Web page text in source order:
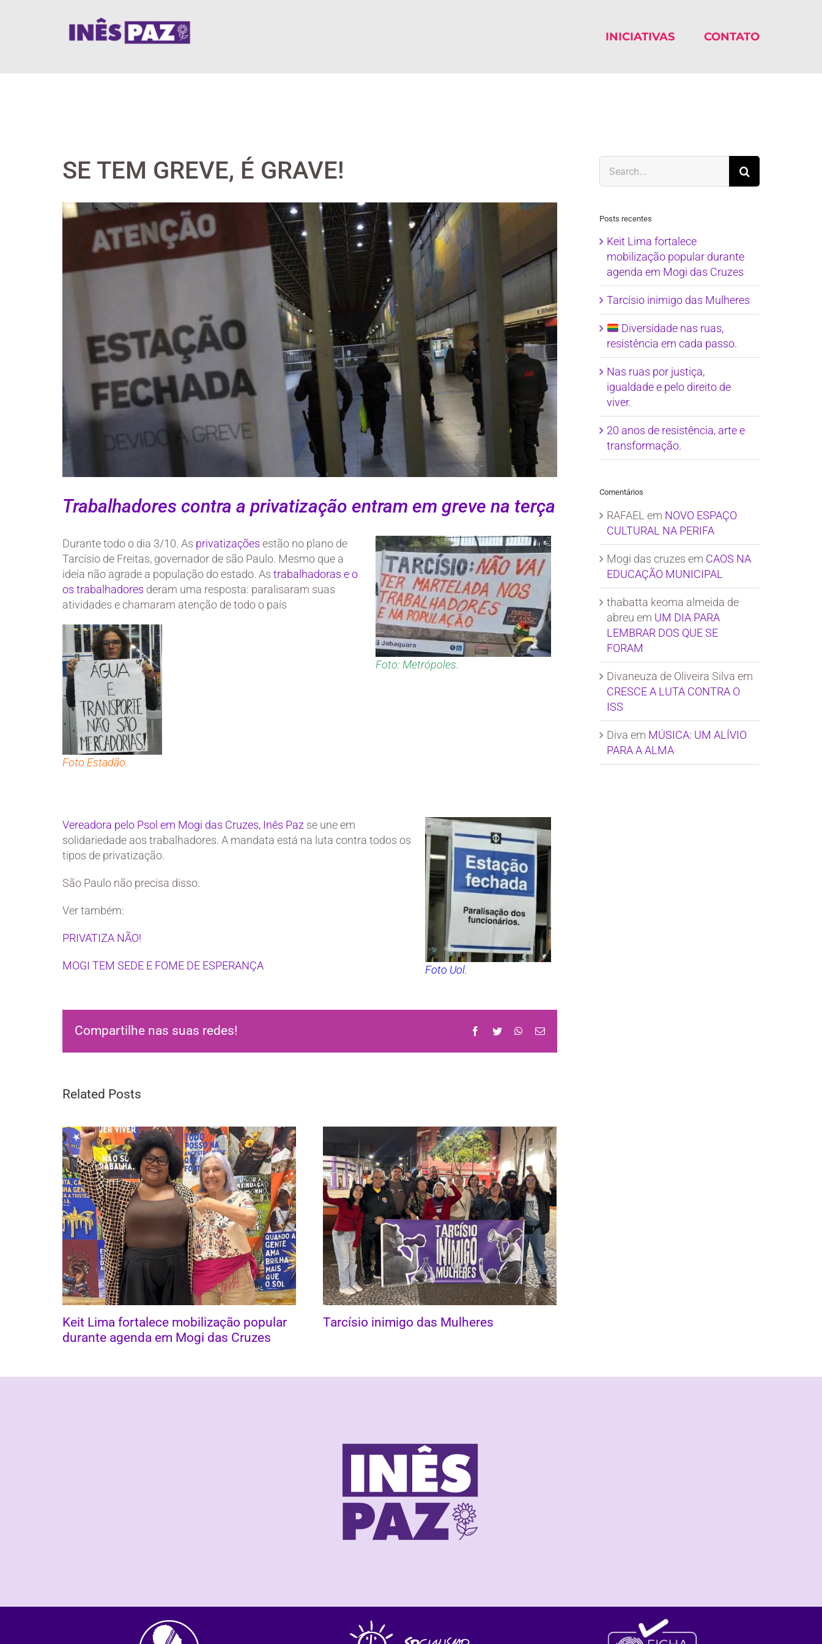
INICIATIVAS CONTATO
SE TEM GREVE, É GRAVE!
View
Trabalhadores contra a privatização entram em greve na terça
Foto: Metrópoles.
Durante todo o dia 3/10. As privatizações estão no plano de
Tarcísio de Freitas, governador de são Paulo. Mesmo que a
ideia não agrade a população do estado. As trabalhadoras e o
os trabalhadores deram uma resposta: paralisaram suas
atividades e chamaram atenção de todo o país
Foto Estadão.
Foto Uol.
Vereadora pelo Psol em Mogi das Cruzes, Inês Paz se une em
solidariedade aos trabalhadores. A mandata está na luta contra todos os
tipos de privatização.
São Paulo não precisa disso.
Ver também:
PRIVATIZA NÃO!
MOGI TEM SEDE E FOME DE ESPERANÇA
Compartilhe nas suas redes! Facebook
Twitter WhatsApp
Email
Related Posts
Keit Lima fortalece mobilização popular
durante agenda em Mogi das Cruzes
Tarcísio inimigo das Mulheres
for:
Posts recentes
Keit Lima fortalece
mobilização popular durante
agenda em Mogi das Cruzes
Tarcísio inimigo das Mulheres
Diversidade nas ruas,
resistência em cada passo.
Nas ruas por justiça,
igualdade e pelo direito de
viver.
20 anos de resistência, arte e
transformação.
Comentários
RAFAEL em NOVO ESPAÇO
CULTURAL NA PERIFA
Mogi das cruzes em CAOS NA
EDUCAÇÃO MUNICIPAL
thabatta keoma almeida de
abreu em UM DIA PARA
LEMBRAR DOS QUE SE
FORAM
Divaneuza de Oliveira Silva em
CRESCE A LUTA CONTRA O
ISS
Diva em MÚSICA: UM ALÍVIO
PARA A ALMA